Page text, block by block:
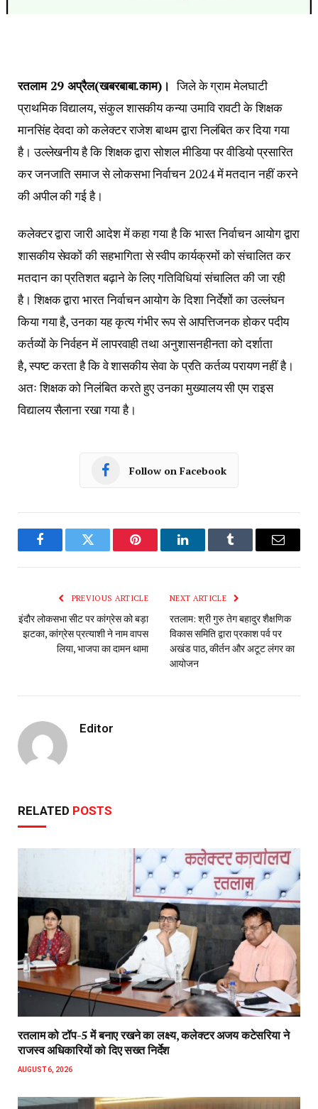
रतलाम 29 अप्रैल(खबरबाबा.काम)।जिले के ग्राम मेलघाटी
प्राथमिक विद्यालय, संकुल शासकीय कन्या उमावि रावटी के शिक्षक
मानसिंह देवदा को कलेक्टर राजेश बाथम द्वारा निलंबित कर दिया गया
है। उल्लेखनीय है कि शिक्षक द्वारा सोशल मीडिया पर वीडियो प्रसारित
कर जनजाति समाज से लोकसभा निर्वाचन 2024 में मतदान नहीं करने
की अपील की गई है।
कलेक्टर द्वारा जारी आदेश में कहा गया है कि भारत निर्वाचन आयोग द्वारा
शासकीय सेवकों की सहभागिता से स्वीप कार्यक्रमों को संचालित कर
मतदान का प्रतिशत बढ़ाने के लिए गतिविधियां संचालित की जा रही
है। शिक्षक द्वारा भारत निर्वाचन आयोग के दिशा निर्देशों का उल्लंघन
किया गया है, उनका यह कृत्य गंभीर रूप से आपत्तिजनक होकर पदीय
कर्तव्यों के निर्वहन में लापरवाही तथा अनुशासनहीनता को दर्शाता
है, स्पष्ट करता है कि वे शासकीय सेवा के प्रति कर्तव्य परायण नहीं है।
अतः शिक्षक को निलंबित करते हुए उनका मुख्यालय सी एम राइस
विद्यालय सैलाना रखा गया है।
Follow on Facebook
FacebookTwitter Pinterest LinkedInTumblr Email
PREVIOUS ARTICLE
इंदौर लोकसभा सीट पर कांग्रेस को बड़ा
झटका, कांग्रेस प्रत्याशी ने नाम वापस
लिया, भाजपा का दामन थामा
NEXT ARTICLE
रतलाम: श्री गुरु तेग बहादुर शैक्षणिक
विकास समिति द्वारा प्रकाश पर्व पर
अखंड पाठ, कीर्तन और अटूट लंगर का
आयोजन
Editor
RELATED POSTS
रतलाम को टॉप-5 में बनाए रखने का लक्ष्य, कलेक्टर अजय कटेसरिया ने
राजस्व अधिकारियों को दिए सख्त निर्देश
AUGUST 6, 2026